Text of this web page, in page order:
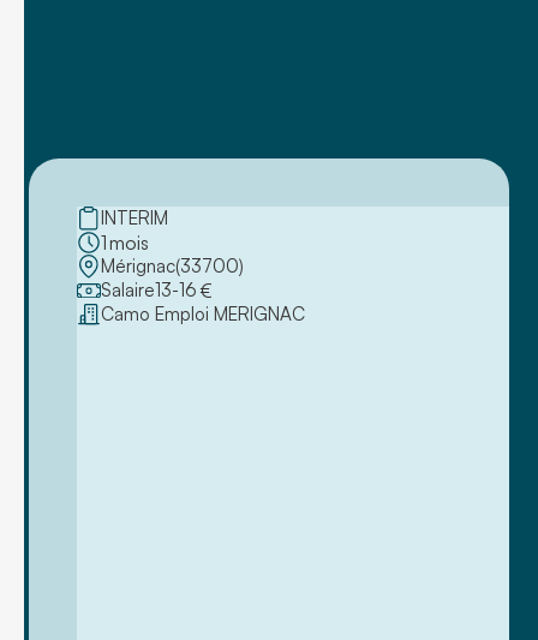
INTERIM
1mois
Mérignac(33700)
Salaire13-16 €
Camo Emploi MERIGNAC